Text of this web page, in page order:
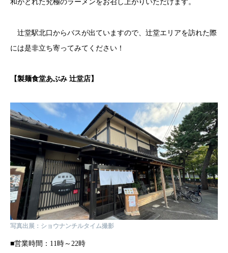
和がとれた究極のラーメンをお召し上がりいただけます。
辻堂駅北口からバスが出ていますので、辻堂エリアを訪れた際
には是非立ち寄ってみてください！
【製麺食堂あぶみ 辻堂店】
写真出展：ショウナンチルタイム撮影
■営業時間：11時～22時